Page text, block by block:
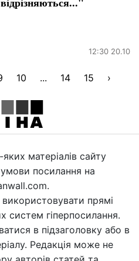
12:30 20.10
10 ... 14 15 ›
матеріалів сайту
посилання на
використовувати прямі
систем гіперпосилання.
в підзаголовку або в
Редакція може не